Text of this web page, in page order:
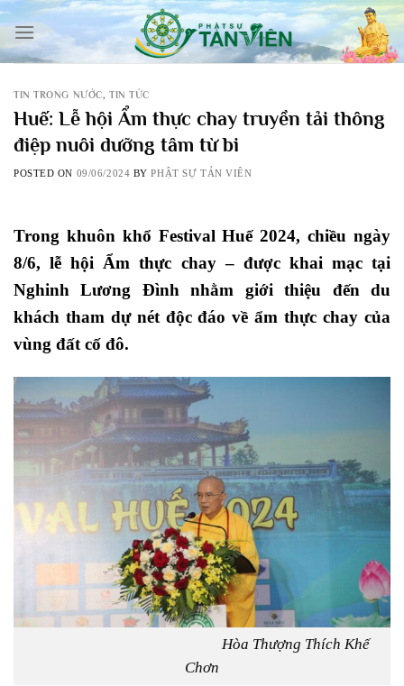
Skip
content
TIN TRONG NƯỚC, TIN TỨC
Huế: Lễ hội Ẩm thực chay truyền tải thông
điệp nuôi dưỡng tâm từ bi
POSTED ON 09/06/2024 BYPHẬT SỰ TẢN VIÊN
Trong khuôn khổ Festival Huế 2024, chiều ngày
8/6, lễ hội Ẩm thực chay – được khai mạc tại
Nghinh Lương Đình nhằm giới thiệu đến du
khách tham dự nét độc đáo về ẩm thực chay của
vùng đất cố đô.
Hòa Thượng Thích Khế
Chơn